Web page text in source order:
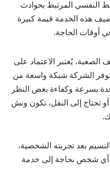
النفسي المرتبط بحوادث
هذه الخدمة قيمة كبيرة
في أوقات الحاجة.
يُعتبر الاعتماد على
الشركة شبكة واسعة من
بسرعة وكفاءة بغض النظر
تحتاج إلى النقل، تكون ونش
بعد تجربته الشخصية،
أي شخص بحاجة إلى خدمة